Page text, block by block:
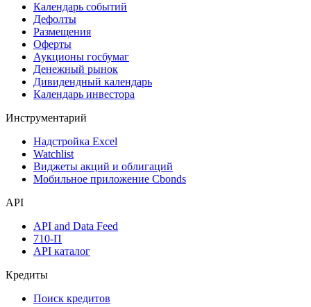
Календарь событий
Дефолты
Размещения
Оферты
Аукционы госбумаг
Денежный рынок
Дивидендный календарь
Календарь инвестора
Инструментарий
Надстройка Excel
Watchlist
Виджеты акций и облигаций
Мобильное приложение Cbonds
API
API and Data Feed
710-П
API каталог
Кредиты
Поиск кредитов